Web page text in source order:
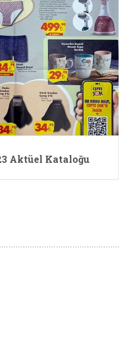
Aktüel Kataloğu